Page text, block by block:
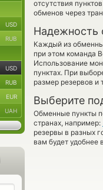
отсутствия
обменов через
Надежность
Каждый из
при этом команда
Использование
пунктах. При
размер резервов и
Выберите
Обменные пункты
странах, например:
резервы в разных
вам будет удобнее
USD
RUB
USD
RUB
EUR
UAH